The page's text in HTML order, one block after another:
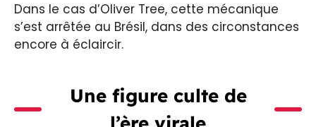
Dans le cas d’Oliver Tree, cette mécanique
s’est arrêtée au Brésil, dans des circonstances
encore à éclaircir.
Une figure culte de